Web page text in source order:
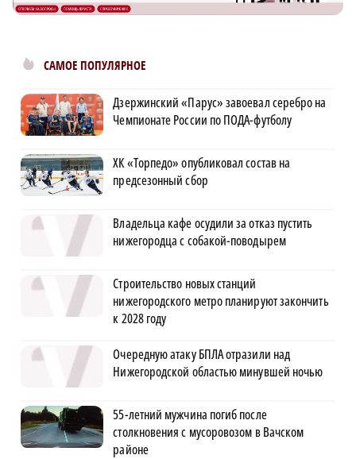
САМОЕ ПОПУЛЯРНОЕ
Дзержинский «Парус» завоевал серебро на
Чемпионате России по ПОДА-футболу
ХК «Торпедо» опубликовал состав на
предсезонный сбор
Владельца кафе осудили за отказ пустить
нижегородца с собакой-поводырем
Строительство новых станций
нижегородского метро планируют закончить
к 2028 году
Очередную атаку БПЛА отразили над
Нижегородской областью минувшей ночью
55-летний мужчина погиб после
столкновения с мусоровозом в Вачском
районе